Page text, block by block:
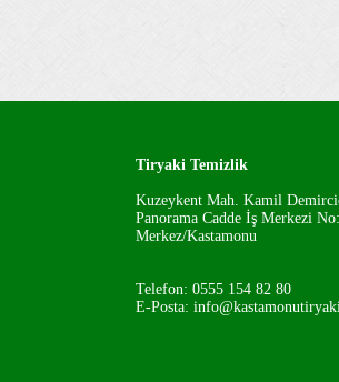
Tiryaki Temizlik
Kuzeykent Mah. Kamil
Panorama Cadde İş Merkezi
Merkez/Kastamonu
Telefon: 0555 154 82 80
E-Posta: